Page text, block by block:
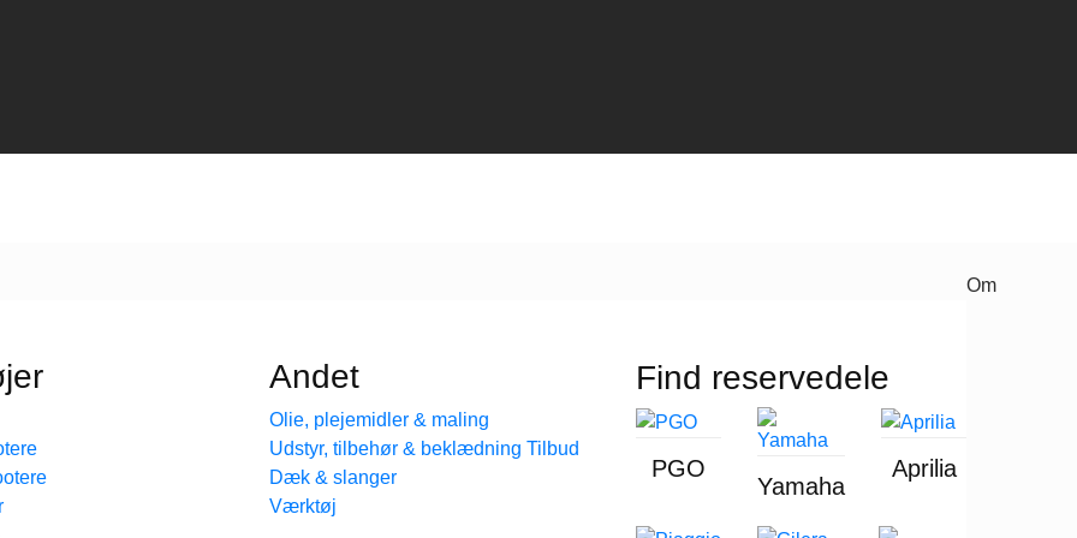
Andet
Olie, plejemidler & maling
Udstyr, tilbehør & beklædning
Dæk & slanger
Værktøj
Find reservedele
PGO
Yamaha
Aprilia
Om